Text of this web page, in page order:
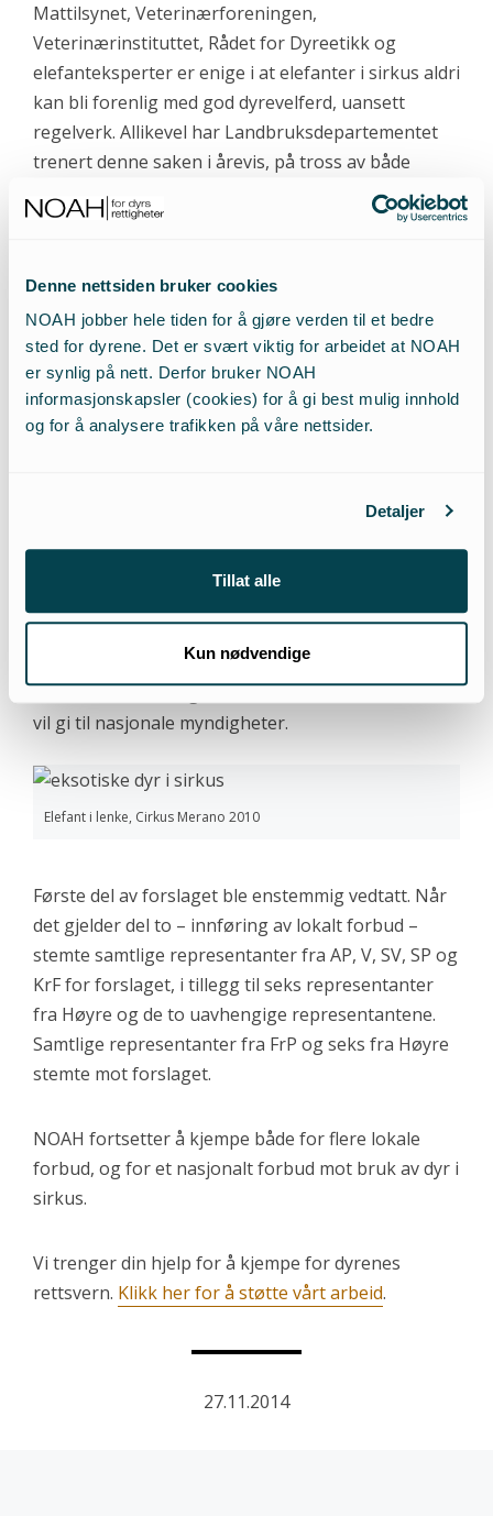
Denne nettsiden bruker cookies
NOAH jobber hele tiden for å gjøre verden til et bedre
sted for dyrene. Det er svært viktig for arbeidet at NOAH
er synlig på nett. Derfor bruker NOAH
informasjonskapsler (cookies) for å gi best mulig innhold
og for å analysere trafikken på våre nettsider.
Detaljer
Tillat alle
Kun nødvendige
Mattilsynet, Veterinærforeningen,
Veterinærinstituttet, Rådet for Dyreetikk og
elefanteksperter er enige i at elefanter i sirkus aldri
kan bli forenlig med god dyrevelferd, uansett
regelverk. Allikevel har Landbruksdepartementet
trenert denne saken i årevis, på tross av både
faglige råd og stor motstand i befolkningen. Da er
det flott å se at flere og flere kommuner tar saken i
kommune hvor sirkus med elefanter ikke lenger er
velkomne.
Arendals politikere sier ifra
Blant dem som talte fra talerstolen i bystyremøtet i
Arendal nå har mulighet til å si ifra at eksotiske dyr
i sirkus ikke er greit. Olaf Bakke (SP) sa at
kommunen bør ta avstand fra dårlig dyrevelferd for
vurdering – og understrekte, som forslagsstiller
Henriksen Aune, signalet enda et slikt lokalt vedtak
vil gi til nasjonale myndigheter.
Elefant i lenke, Cirkus Merano 2010
Første del av forslaget ble enstemmig vedtatt. Når
det gjelder del to – innføring av lokalt forbud –
stemte samtlige representanter fra AP, V, SV, SP og
KrF for forslaget, i tillegg til seks representanter
fra Høyre og de to uavhengige representantene.
Samtlige representanter fra FrP og seks fra Høyre
stemte mot forslaget.
NOAH fortsetter å kjempe både for flere lokale
forbud, og for et nasjonalt forbud mot bruk av dyr i
sirkus.
Vi trenger din hjelp for å kjempe for dyrenes
rettsvern. Klikk her for å støtte vårt arbeid.
27.11.2014